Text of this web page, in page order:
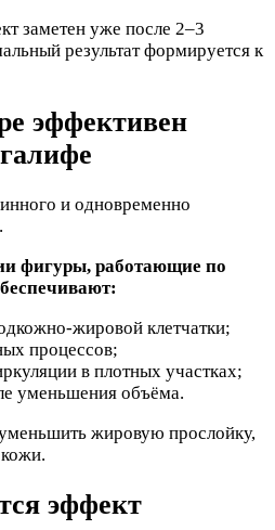
заметен уже после 2–3
результат формируется к
эффективен
и одновременно
фигуры, работающие по
жировой клетчатки;
процессов;
в плотных участках;
уменьшения объёма.
жировую прослойку,
эффект